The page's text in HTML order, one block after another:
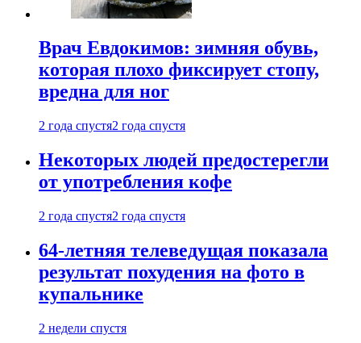
Врач Евдокимов: зимняя обувь,
которая плохо фиксирует стопу,
вредна для ног
2 года спустя2 года спустя
Некоторых людей предостерегли
от употребления кофе
2 года спустя2 года спустя
64-летняя телеведущая показала
результат похудения на фото в
купальнике
2 недели спустя